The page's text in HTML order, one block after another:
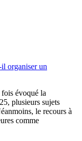
organiser un
évoqué la
plusieurs sujets
le recours à
comme